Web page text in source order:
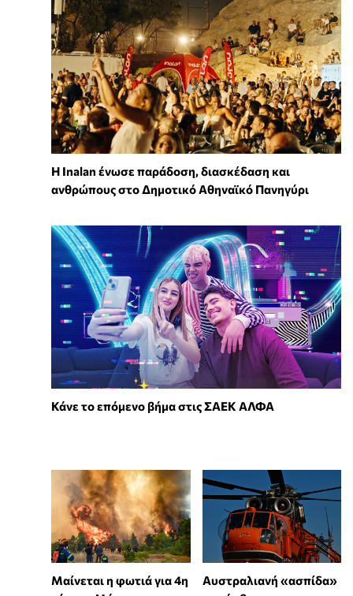
Η Inalan ένωσε παράδοση, διασκέδαση και
ανθρώπους στο Δημοτικό Αθηναϊκό Πανηγύρι
Κάνε το επόμενο βήμα στις ΣΑΕΚ ΑΛΦΑ
Μαίνεται η φωτιά για 4η
Αυστραλιανή «ασπίδα»